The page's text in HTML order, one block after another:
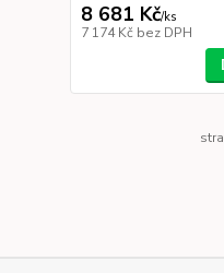
8 681 Kč/ks
7 174 Kč bez DPH